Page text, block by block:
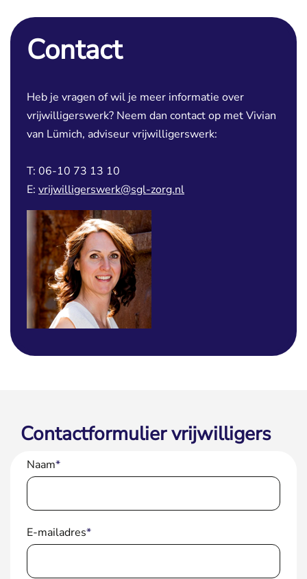
Contact
Heb je vragen of wil je meer informatie over
vrijwilligerswerk? Neem dan contact op met Vivian
van Lümich, adviseur vrijwilligerswerk:
T: 06-10 73 13 10
E: vrijwilligerswerk@sgl-zorg.nl
Contactformulier vrijwilligers
Naam*
E-mailadres*